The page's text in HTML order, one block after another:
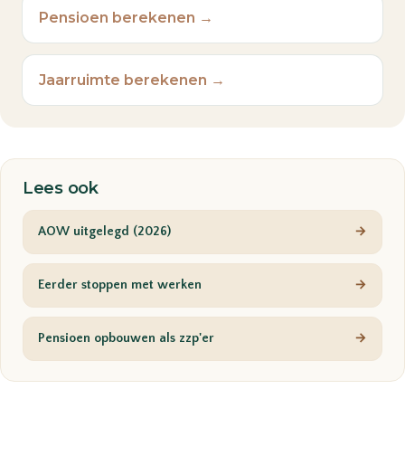
Pensioen berekenen →
Jaarruimte berekenen →
Lees ook
AOW uitgelegd (2026) →
Eerder stoppen met werken →
Pensioen opbouwen als zzp'er →